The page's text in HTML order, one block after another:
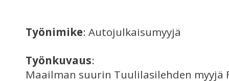
Työnimike: Autojulkaisumyyjä
Työnkuvaus:
Maailman suurin Tuulilasilehden myyjä